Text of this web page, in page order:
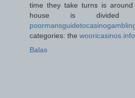
time they take turns is around
house is
categories: the wooricasinos.info
Balas